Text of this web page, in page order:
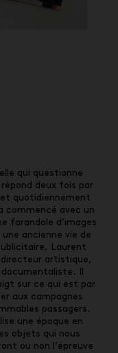
qui questionne
deux fois par
et quotidiennement
commencé avec un
farandole d’images
ancienne vie de
Laurent
directeur artistique,
Il
sur ce qui est par
aux campagnes
passagers.
une époque en
objets qui nous
ou non l’épreuve